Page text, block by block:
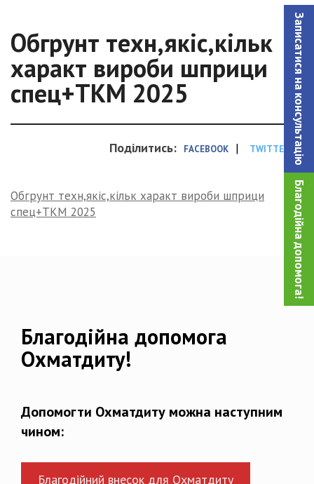
Записатися на консультацiю
Благодійна допомога!
Обгрунт техн,якіс,кільк
характ вироби шприци
спец+ТКМ 2025
Поділитись: FACEBOOK | TWITTER
Обгрунт техн,якіс,кільк характ вироби шприци
спец+ТКМ 2025
Благодійна допомога
Охматдиту!
Допомогти Охматдиту можна наступним
чином:
Благодійний внесок для Охматдиту